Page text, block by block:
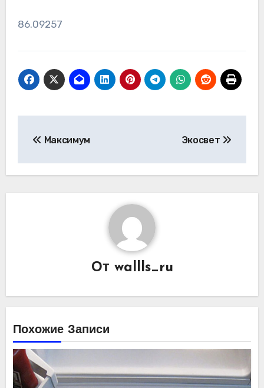
86.09257
записям
Максимум Экосвет
От wallls_ru
Похожие Записи